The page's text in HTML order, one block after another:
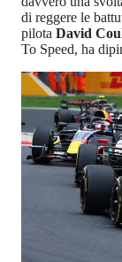
di reggere le
pilota David
To Speed, ha